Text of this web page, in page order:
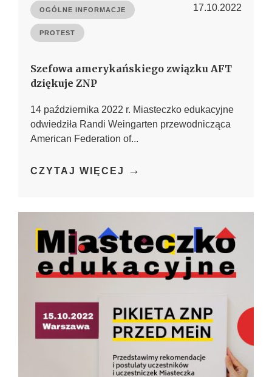
OGÓLNE INFORMACJE
PROTEST
17.10.2022
Szefowa amerykańskiego związku AFT
dziękuje ZNP
14 października 2022 r. Miasteczko edukacyjne
odwiedziła Randi Weingarten przewodnicząca
American Federation of...
CZYTAJ WIĘCEJ →